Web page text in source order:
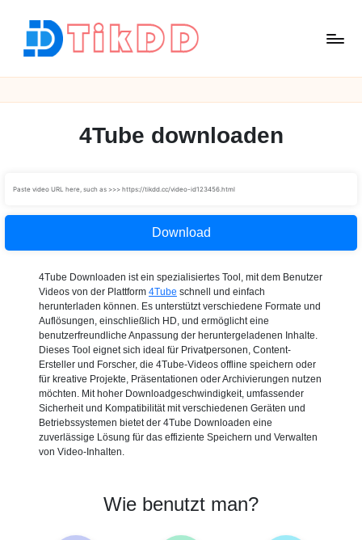
k
4Tube downloaden
Download
4Tube Downloaden ist ein spezialisiertes Tool, mit dem Benutzer
Videos von der Plattform 4Tube schnell und einfach
herunterladen können. Es unterstützt verschiedene Formate und
Auflösungen, einschließlich HD, und ermöglicht eine
benutzerfreundliche Anpassung der heruntergeladenen Inhalte.
Dieses Tool eignet sich ideal für Privatpersonen, Content-
Ersteller und Forscher, die 4Tube-Videos offline speichern oder
für kreative Projekte, Präsentationen oder Archivierungen nutzen
möchten. Mit hoher Downloadgeschwindigkeit, umfassender
Sicherheit und Kompatibilität mit verschiedenen Geräten und
Betriebssystemen bietet der 4Tube Downloaden eine
zuverlässige Lösung für das effiziente Speichern und Verwalten
von Video-Inhalten.
Wie benutzt man?